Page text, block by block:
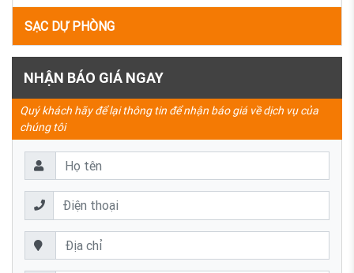
SẠC DỰ PHÒNG
NHẬN BÁO GIÁ NGAY
Quý khách hãy để lại thông tin để nhận báo giá về dịch vụ của
chúng tôi